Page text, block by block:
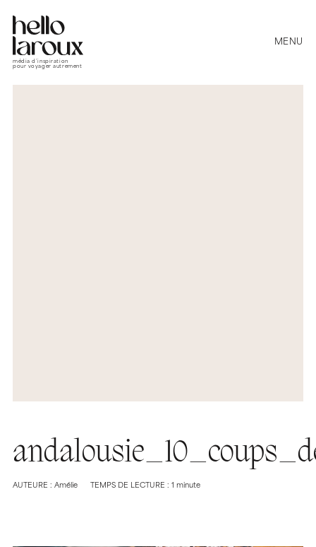
média d’inspiration
pour voyager autrement
MENU
AUTEURE : Amélie TEMPS DE LECTURE : 1 minute